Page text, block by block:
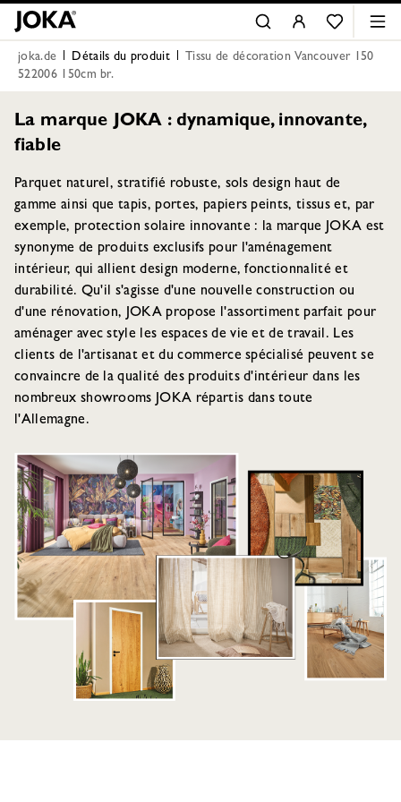
joka.de Détails du produit
Tissu de décoration Vancouver 150
522006 150cm br.
La marque JOKA : dynamique, innovante,
fiable
Parquet naturel, stratifié robuste, sols design haut de
gamme ainsi que tapis, portes, papiers peints, tissus et, par
exemple, protection solaire innovante : la marque JOKA est
synonyme de produits exclusifs pour l'aménagement
intérieur, qui allient design moderne, fonctionnalité et
durabilité. Qu'il s'agisse d'une nouvelle construction ou
d'une rénovation, JOKA propose l'assortiment parfait pour
aménager avec style les espaces de vie et de travail. Les
clients de l'artisanat et du commerce spécialisé peuvent se
convaincre de la qualité des produits d'intérieur dans les
nombreux showrooms JOKA répartis dans toute
l'Allemagne.